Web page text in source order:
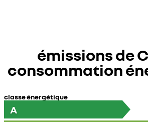
émissions de
consommation
classe énergétique
A